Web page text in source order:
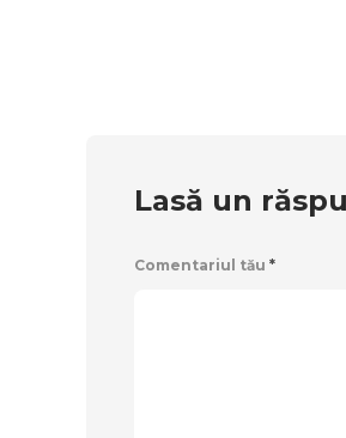
Lasă un
Comentariul tău *